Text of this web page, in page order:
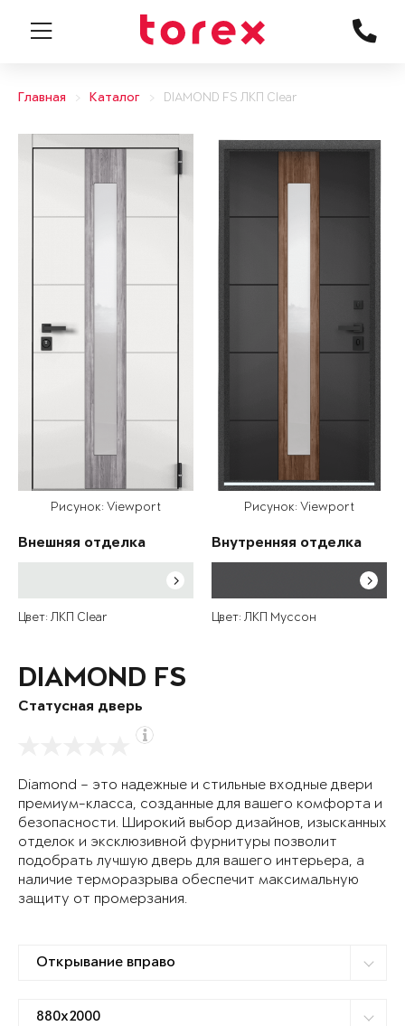
Главная Каталог DIAMOND FS ЛКП Clear
Рисунок: Viewport
Внешняя отделка
Цвет: ЛКП Clear
Рисунок: Viewport
Внутренняя отделка
Цвет: ЛКП Муссон
DIAMOND FS
Статусная дверь
Diamond – это надежные и стильные входные двери
премиум-класса, созданные для вашего комфорта и
безопасности. Широкий выбор дизайнов, изысканных
отделок и эксклюзивной фурнитуры позволит
подобрать лучшую дверь для вашего интерьера, а
наличие терморазрыва обеспечит максимальную
защиту от промерзания.